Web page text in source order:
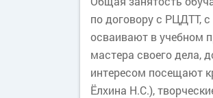
по договору с
осваивают в учебном
мастера своего дела,
интересом посещают
Ёлхина Н.С.),